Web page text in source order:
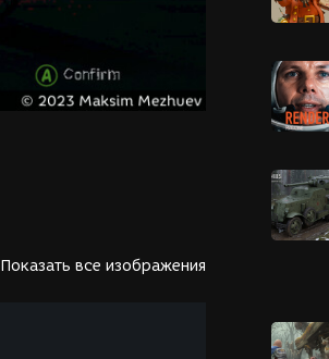
Показать все изображения